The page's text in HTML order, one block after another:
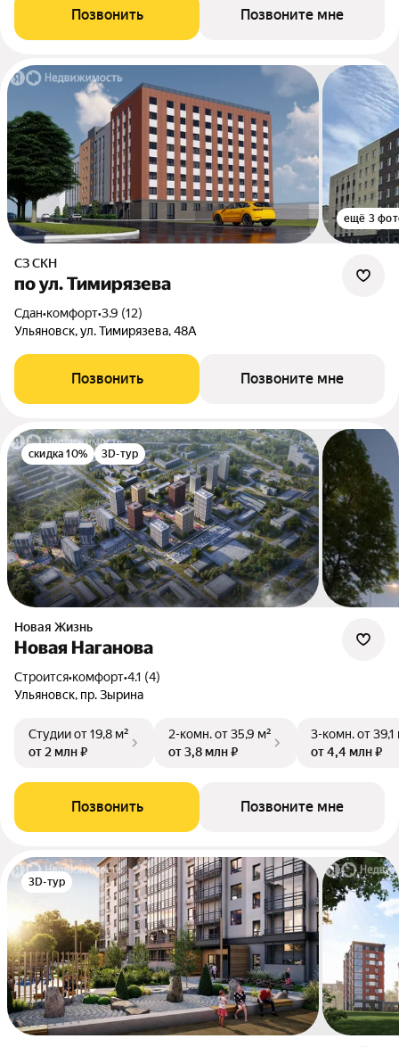
Позвонить Позвоните мне
ещё 3
СЗ СКН
по ул. Тимирязева
Сдан•комфорт•3.9 (12)
Ульяновск, ул. Тимирязева, 48А
Позвонить Позвоните мне
скидка 10% 3D-тур
Новая Жизнь
Новая Наганова
Строится•комфорт•4.1 (4)
Ульяновск, пр. Зырина
Студииот 19,8 м²
от 2 млн ₽
2-комн.от 35,9 м²
от 3,8 млн ₽
3-комн.от 39,1
от 4,4 млн ₽
Позвонить Позвоните мне
3D-тур